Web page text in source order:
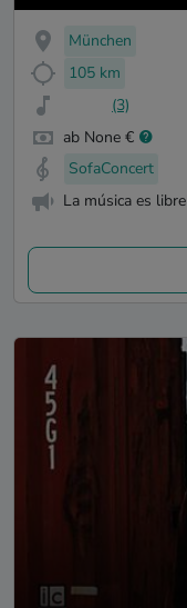
München
105 km
(3)
ab None €
SofaConcert
La música es libre